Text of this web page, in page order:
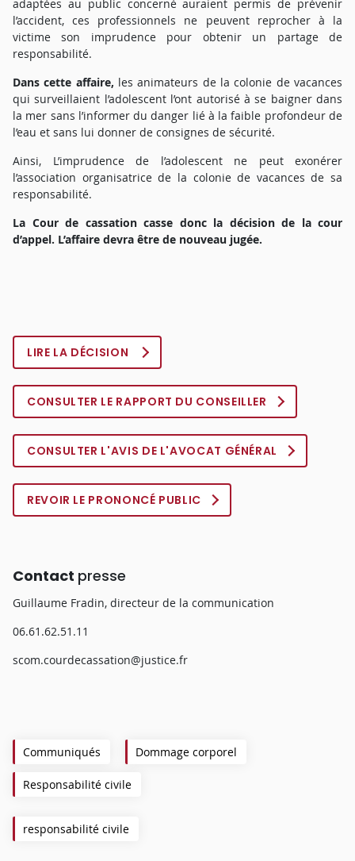
adaptées au public concerné auraient permis de prévenir
l’accident, ces professionnels ne peuvent reprocher à la
victime son imprudence pour obtenir un partage de
responsabilité.
Dans cette affaire, les animateurs de la colonie de vacances
qui surveillaient l’adolescent l’ont autorisé à se baigner dans
la mer sans l’informer du danger lié à la faible profondeur de
l’eau et sans lui donner de consignes de sécurité.
Ainsi, L’imprudence de l’adolescent ne peut exonérer
l’association organisatrice de la colonie de vacances de sa
responsabilité.
La Cour de cassation casse donc la décision de la cour
d’appel. L’affaire devra être de nouveau jugée.
LIRE LA DÉCISION
CONSULTER LE RAPPORT DU CONSEILLER
CONSULTER L'AVIS DE L'AVOCAT GÉNÉRAL
REVOIR LE PRONONCÉ PUBLIC
Contact presse
Guillaume Fradin, directeur de la communication
06.61.62.51.11
scom.courdecassation@justice.fr
Communiqués Dommage corporel
Responsabilité civile
responsabilité civile